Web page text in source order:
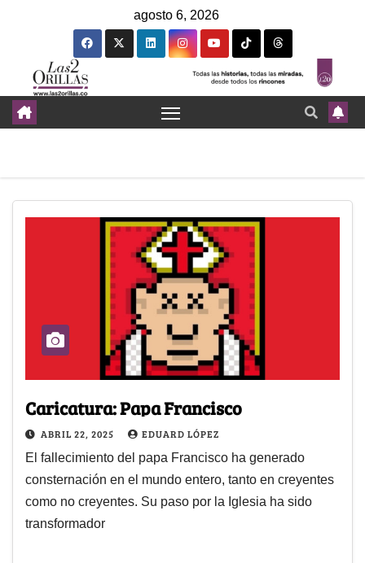
agosto 6, 2026
Caricatura: Papa Francisco
ABRIL 22, 2025 EDUARD LÓPEZ
El fallecimiento del papa Francisco ha generado
consternación en el mundo entero, tanto en creyentes
como no creyentes. Su paso por la Iglesia ha sido
transformador